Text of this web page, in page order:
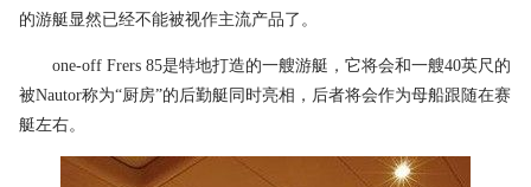
的游艇显然已经不能被视作主流产品了。
one-off Frers 85是特地打造的一艘游艇，它将会和一艘40英尺的
被Nautor称为“厨房”的后勤艇同时亮相，后者将会作为母船跟随在赛
艇左右。